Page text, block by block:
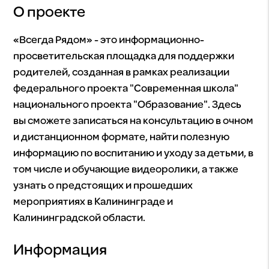
О проекте
«Всегда Рядом» - это информационно-
просветительская площадка для поддержки
родителей, созданная в рамках реализации
федерального проекта "Современная школа"
национального проекта "Образование". Здесь
вы сможете записаться на консультацию в очном
и дистанционном формате, найти полезную
информацию по воспитанию и уходу за детьми, в
том числе и обучающие видеоролики, а также
узнать о предстоящих и прошедших
мероприятиях в Калининграде и
Калининградской области.
Информация